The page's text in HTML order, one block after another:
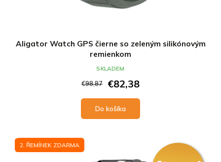
Aligator Watch GPS čierne so zeleným silikónovým
remienkom
€98,87 €82,38
Do košíka
SKLADEM
2. ŘEMÍNEK ZDARMA